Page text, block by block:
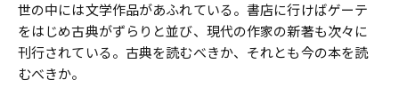
世の中には文学作品があふれている。書店に行けばゲーテ
をはじめ古典がずらりと並び、現代の作家の新著も次々に
刊行されている。古典を読むべきか、それとも今の本を読
むべきか。